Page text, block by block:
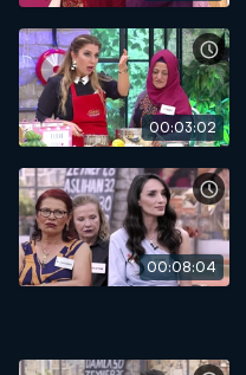
00:03:02
00:08:04